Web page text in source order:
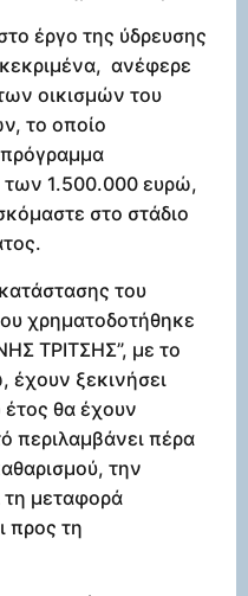
έργο της ύδρευσης
ανέφερε
οικισμών του
το οποίο
1.500.000 ευρώ,
στο στάδιο
του
χρηματοδοτήθηκε
ΤΡΙΤΣΗΣ”, με το
ξεκινήσει
έτος θα έχουν
περιλαμβάνει πέρα
την
μεταφορά
προς τη